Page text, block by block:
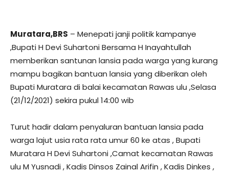
Muratara,BRS – Menepati janji politik kampanye
,Bupati H Devi Suhartoni Bersama H Inayahtullah
memberikan santunan lansia pada warga yang kurang
mampu bagikan bantuan lansia yang diberikan oleh
Bupati Muratara di balai kecamatan Rawas ulu ,Selasa
(21/12/2021) sekira pukul 14:00 wib
Turut hadir dalam penyaluran bantuan lansia pada
warga lajut usia rata rata umur 60 ke atas , Bupati
Muratara H Devi Suhartoni ,Camat kecamatan Rawas
ulu M Yusnadi , Kadis Dinsos Zainal Arifin , Kadis Dinkes ,